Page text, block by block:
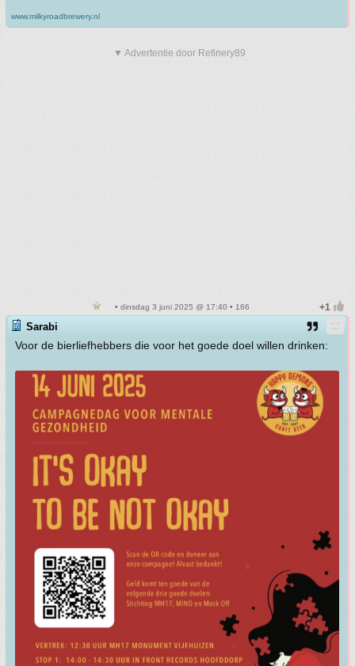
www.milkyroadbrewery.nl
▼ Advertentie door Refinery89
• dinsdag 3 juni 2025 @ 17:40 • 166
Sarabi
Voor de bierliefhebbers die voor het goede doel willen drinken: